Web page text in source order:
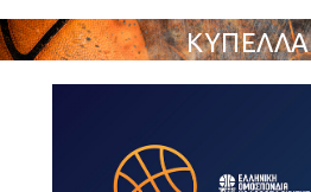
ΚΥΠΕΛΛΑ